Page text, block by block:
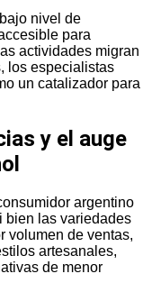
nivel de
para
actividades migran
los especialistas
un catalizador para
y el auge
argentino
bien las variedades
volumen de ventas,
artesanales,
de menor